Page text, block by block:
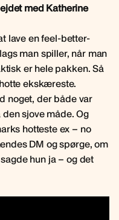
med Katherine
lave en feel-better-
man spiller, når man
er hele pakken. Så
ekskæreste.
noget, der både var
sjove måde. Og
hotteste ex – no
DM og spørge, om
hun ja – og det